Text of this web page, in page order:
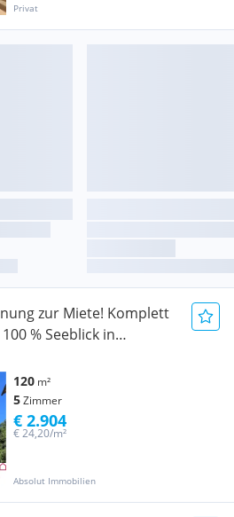
Privat
zur Miete! Komplett
% Seeblick in
120 m²
5Zimmer
Absolut Immobilien
€ 24,20/m²
€ 2.904